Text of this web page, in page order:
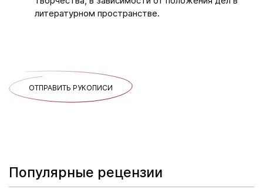
литературном пространстве.
ОТПРАВИТЬ РУКОПИСИ
Популярные рецензии